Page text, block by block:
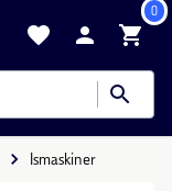
0
Ismaskiner